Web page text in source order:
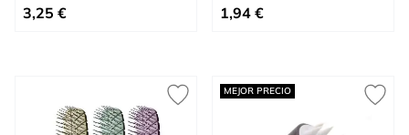
Precio especial
3,25 €
Precio especial
1,94 €
MEJOR PRECIO